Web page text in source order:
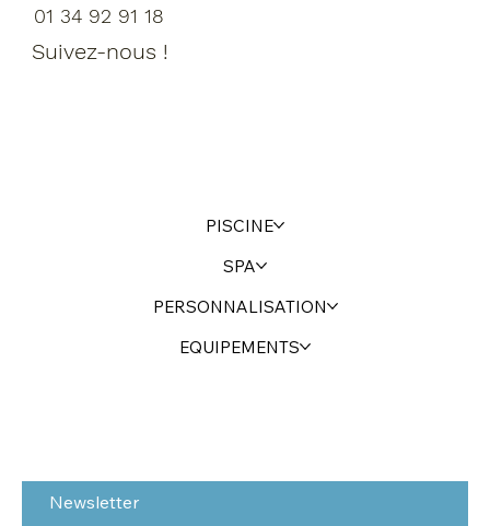
01 34 92 91 18
Suivez-nous !
PISCINE
SPA
PERSONNALISATION
EQUIPEMENTS
Newsletter